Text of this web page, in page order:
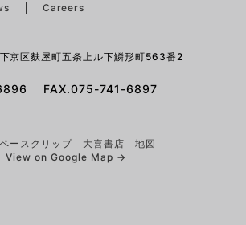
Careers
区麩屋町五条上ル下鱗形町563番2
FAX.075-741-6897
View on Google Map →